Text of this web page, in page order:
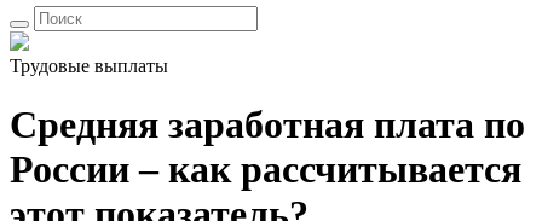
Трудовые выплаты
Средняя заработная плата по
России – как рассчитывается